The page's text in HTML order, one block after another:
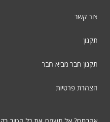
צור קשר
תקנון
תקנון חבר מביא חבר
הצהרת פרטיות